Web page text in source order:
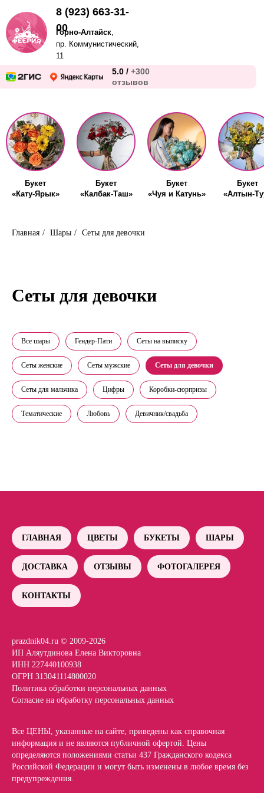
5.0 / +300
отзывов
Горно-Алтайск,
пр. Коммунистический,
11
8 (923) 663-31-
00
Букет
«Кату-Ярык»
Букет
«Калбак-Таш»
Букет
«Чуя и Катунь»
Букет
«Алтын-
Главная / Шары / Сеты для девочки
Сеты для девочки
Все шары Гендер-Пати Сеты на выписку
Сеты женские Сеты мужские Сеты для девочки
Сеты для мальчика Цифры Коробки-сюрпризы
Тематические Любовь Девичник/свадьба
ГЛАВНАЯ ЦВЕТЫ БУКЕТЫ ШАРЫ
ДОСТАВКА ОТЗЫВЫ ФОТОГАЛЕРЕЯ
КОНТАКТЫ
prazdnik04.ru © 2009-2026
ИП Аляутдинова Елена Викторовна
ИНН 227440100938
ОГРН 313041114800020
Политика обработки персональных данных
Согласие на обработку персональных данных
Все ЦЕНЫ, указанные на сайте, приведены как справочная
информация и не являются публичной офертой. Цены
определяются положениями статьи 437 Гражданского кодекса
Российской Федерации и могут быть изменены в любое время без
предупреждения.